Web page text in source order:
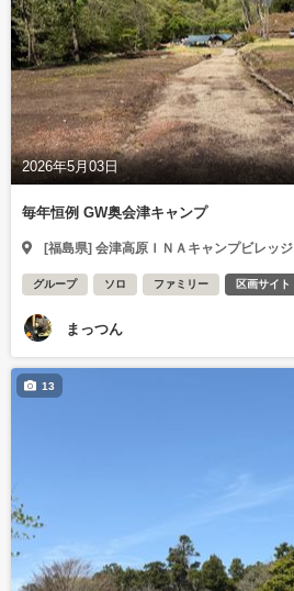
2026年5月03日
毎年恒例 GW奥会津キャンプ
[福島県] 会津高原ＩＮＡキャンプビレッジ
グループ ソロ ファミリー 区画サイト
まっつん
13